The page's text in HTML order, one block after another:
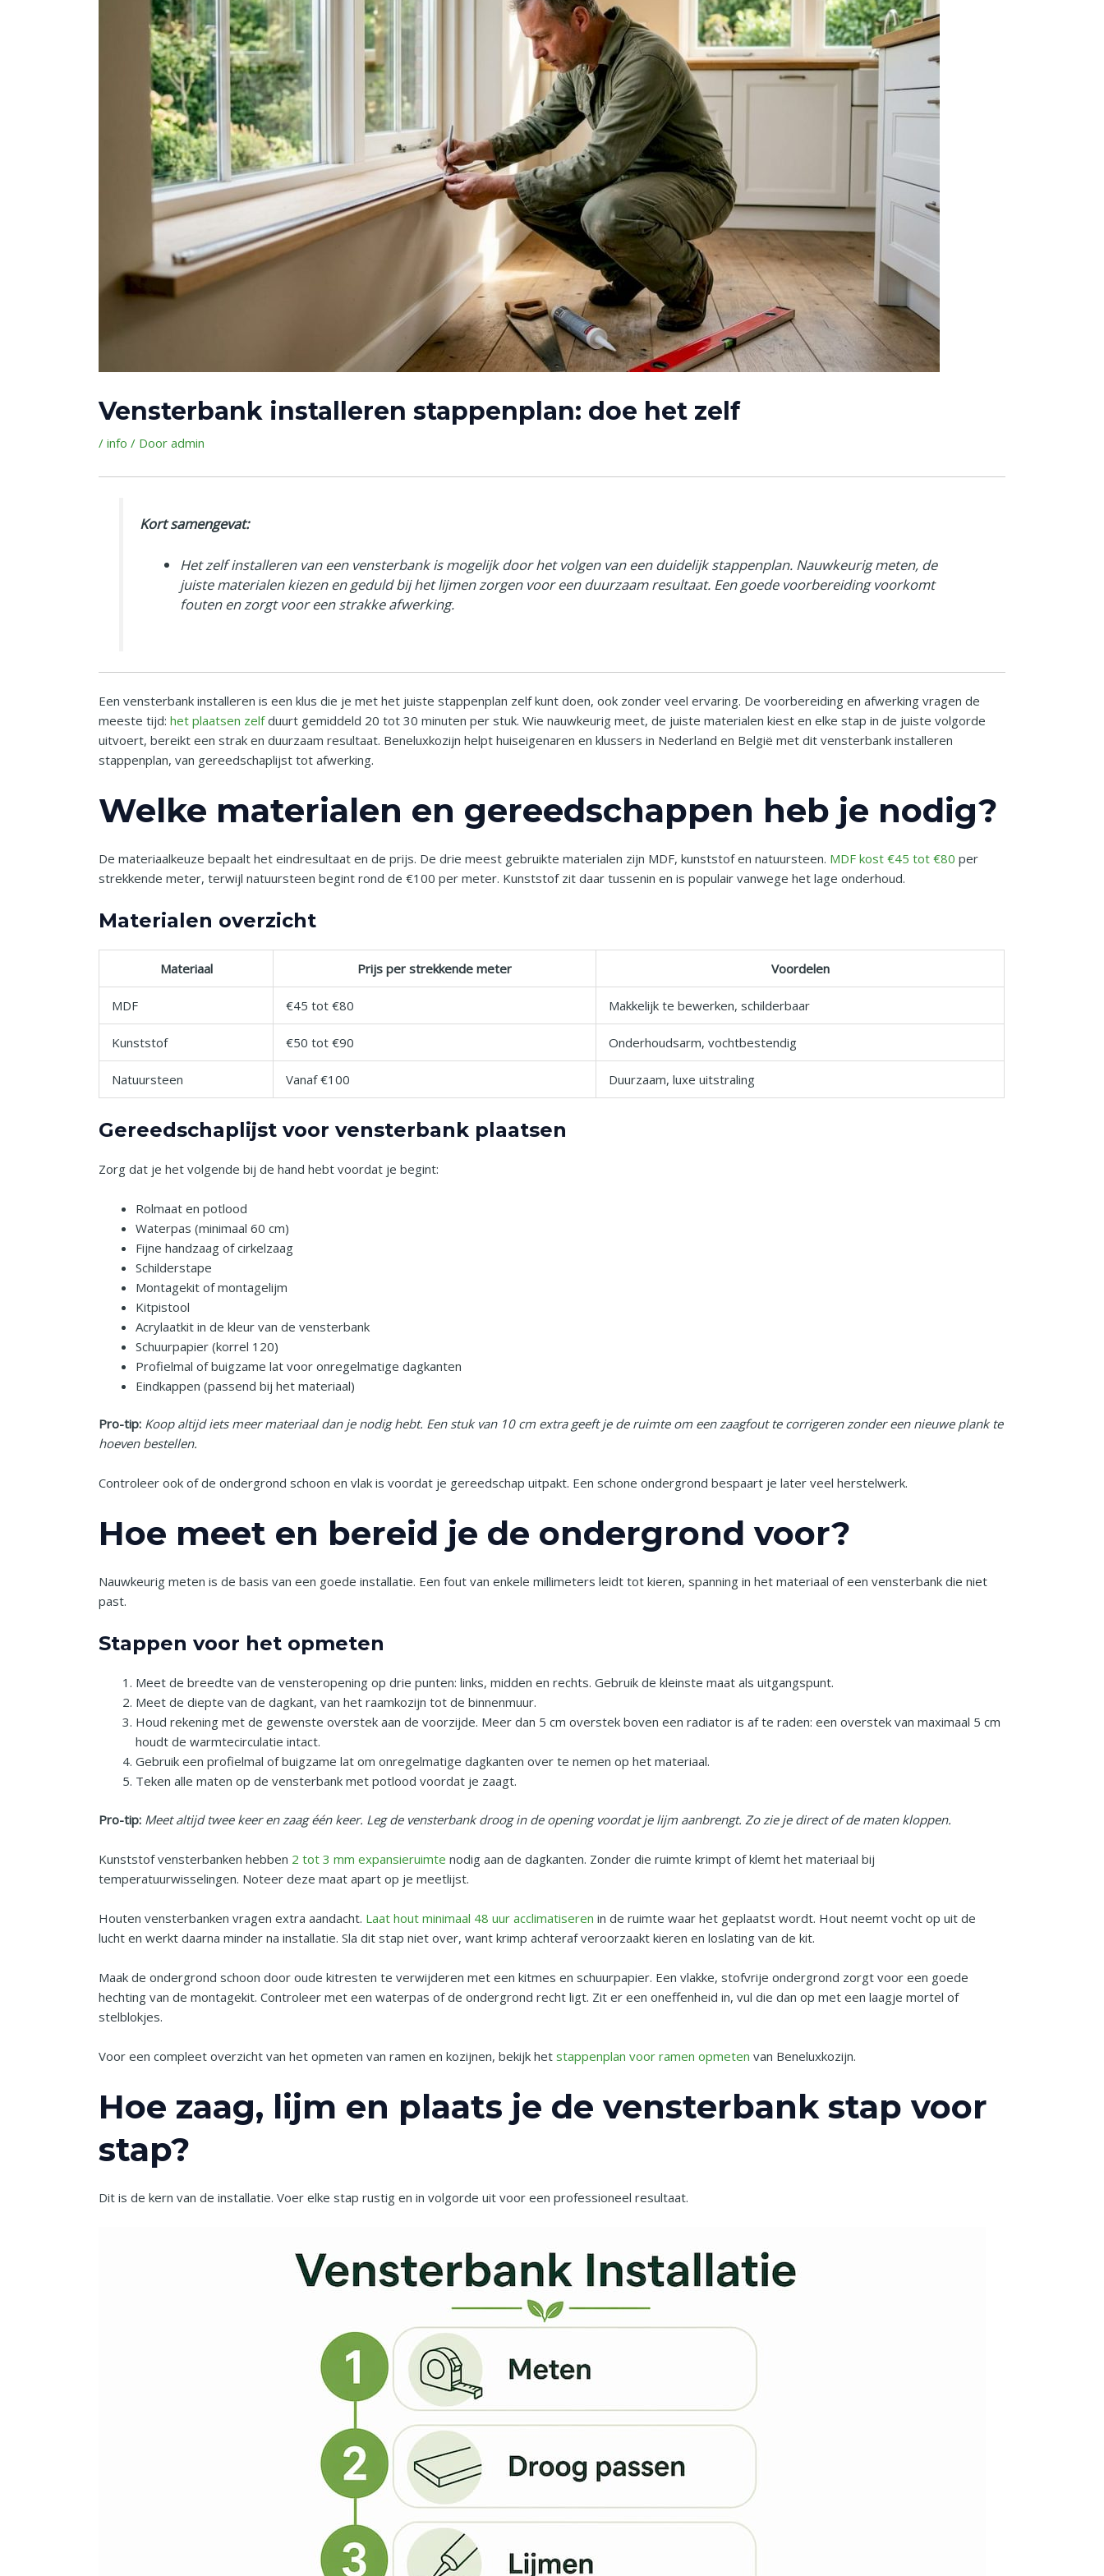
Vensterbank installeren stappenplan: doe het zelf
/info / Dooradmin
Kort samengevat:
Het zelf installeren van een vensterbank is mogelijk door het volgen van een duidelijk stappenplan. Nauwkeurig meten, de
juiste materialen kiezen en geduld bij het lijmen zorgen voor een duurzaam resultaat. Een goede voorbereiding voorkomt
fouten en zorgt voor een strakke afwerking.
Een vensterbank installeren is een klus die je met het juiste stappenplan zelf kunt doen, ook zonder veel ervaring. De voorbereiding en afwerking vragen de
meeste tijd:het plaatsen zelfduurt gemiddeld 20 tot 30 minuten per stuk. Wie nauwkeurig meet, de juiste materialen kiest en elke stap in de juiste volgorde
uitvoert, bereikt een strak en duurzaam resultaat. Beneluxkozijn helpt huiseigenaren en klussers in Nederland en België met dit vensterbank installeren
stappenplan, van gereedschaplijst tot afwerking.
Welke materialen en gereedschappen heb je nodig?
De materiaalkeuze bepaalt het eindresultaat en de prijs. De drie meest gebruikte materialen zijn MDF, kunststof en natuursteen. MDF kost €45 tot €80 per
strekkende meter, terwijl natuursteen begint rond de €100 per meter. Kunststof zit daar tussenin en is populair vanwege het lage onderhoud.
Materialen overzicht
Materiaal Prijs per strekkende meter Voordelen
MDF €45 tot €80 Makkelijk te bewerken, schilderbaar
Kunststof €50 tot €90 Onderhoudsarm, vochtbestendig
Natuursteen Vanaf €100 Duurzaam, luxe uitstraling
Gereedschaplijst voor vensterbank plaatsen
Zorg dat je het volgende bij de hand hebt voordat je begint:
Rolmaat en potlood
Waterpas (minimaal 60 cm)
Fijne handzaag of cirkelzaag
Schilderstape
Montagekit of montagelijm
Kitpistool
Acrylaatkit in de kleur van de vensterbank
Schuurpapier (korrel 120)
Profielmal of buigzame lat voor onregelmatige dagkanten
Eindkappen (passend bij het materiaal)
Pro-tip: Koop altijd iets meer materiaal dan je nodig hebt. Een stuk van 10 cm extra geeft je de ruimte om een zaagfout te corrigeren zonder een nieuwe plank te
hoeven bestellen.
Controleer ook of de ondergrond schoon en vlak is voordat je gereedschap uitpakt. Een schone ondergrond bespaart je later veel herstelwerk.
Hoe meet en bereid je de ondergrond voor?
Nauwkeurig meten is de basis van een goede installatie. Een fout van enkele millimeters leidt tot kieren, spanning in het materiaal of een vensterbank die niet
past.
Stappen voor het opmeten
Meet de breedte van de vensteropening op drie punten: links, midden en rechts. Gebruik de kleinste maat als uitgangspunt.
Meet de diepte van de dagkant, van het raamkozijn tot de binnenmuur.
Houd rekening met de gewenste overstek aan de voorzijde. Meer dan 5 cm overstek boven een radiator is af te raden: een overstek van maximaal 5 cm
houdt de warmtecirculatie intact.
Gebruik een profielmal of buigzame lat om onregelmatige dagkanten over te nemen op het materiaal.
Teken alle maten op de vensterbank met potlood voordat je zaagt.
Pro-tip: Meet altijd twee keer en zaag één keer. Leg de vensterbank droog in de opening voordat je lijm aanbrengt. Zo zie je direct of de maten kloppen.
Kunststof vensterbanken hebben 2 tot 3 mm expansieruimte nodig aan de dagkanten. Zonder die ruimte krimpt of klemt het materiaal bij
temperatuurwisselingen. Noteer deze maat apart op je meetlijst.
Houten vensterbanken vragen extra aandacht. Laat hout minimaal 48 uur acclimatiseren in de ruimte waar het geplaatst wordt. Hout neemt vocht op uit de
lucht en werkt daarna minder na installatie. Sla dit stap niet over, want krimp achteraf veroorzaakt kieren en loslating van de kit.
Maak de ondergrond schoon door oude kitresten te verwijderen met een kitmes en schuurpapier. Een vlakke, stofvrije ondergrond zorgt voor een goede
hechting van de montagekit. Controleer met een waterpas of de ondergrond recht ligt. Zit er een oneffenheid in, vul die dan op met een laagje mortel of
stelblokjes.
Voor een compleet overzicht van het opmeten van ramen en kozijnen, bekijk hetstappenplan voor ramen opmeten van Beneluxkozijn.
Hoe zaag, lijm en plaats je de vensterbank stap voor
stap?
Dit is de kern van de installatie. Voer elke stap rustig en in volgorde uit voor een professioneel resultaat.